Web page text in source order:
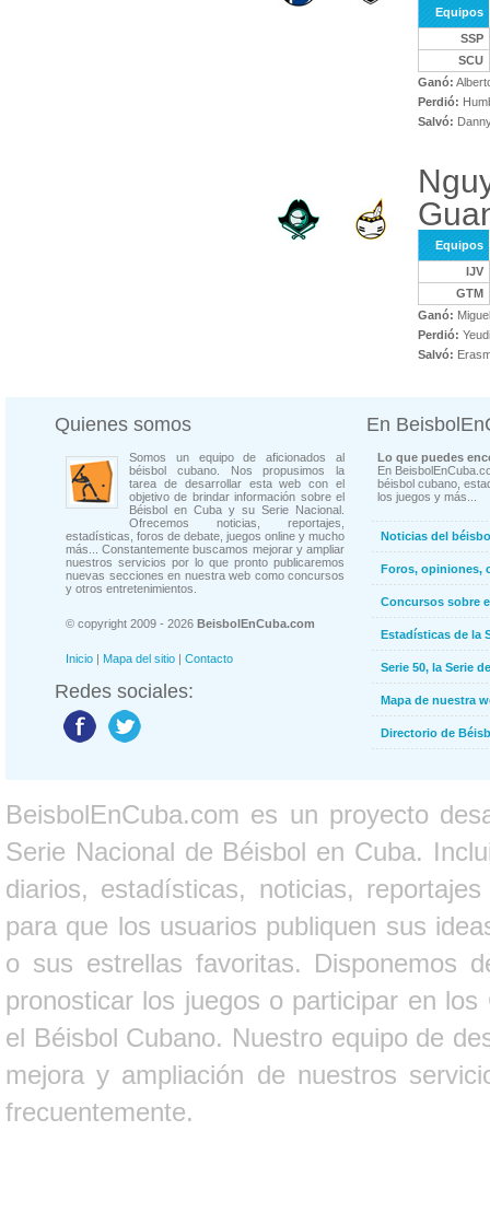
Equipos
SSP
SCU
Ganó:
Perdió:
Salvó:
Equipos
IJV
GTM
Ganó:
Perdió:
Salvó:
Quienes somos
Somos un equipo de aficionados al
béisbol cubano. Nos propusimos la
tarea de desarrollar esta web con el
objetivo de brindar información sobre el
Béisbol en Cuba y su Serie Nacional.
Ofrecemos noticias, reportajes,
estadísticas, foros de debate, juegos online y mucho
más... Constantemente buscamos mejorar y ampliar
nuestros servicios por lo que pronto publicaremos
nuevas secciones en nuestra web como concursos
y otros entretenimientos.
© copyright 2009 - 2026 BeisbolEnCuba.com
Inicio | Mapa del sitio | Contacto
Redes sociales:
En
Lo que puedes
En
béisbol cubano,
los juegos y más...
Noticias del
Foros, opiniones,
Concursos sobre
Estadísticas de la
Serie 50, la Serie
Mapa de nuestra
Directorio de
BeisbolEnCuba.com es un proyecto
Serie Nacional de Béisbol en Cuba.
diarios, estadísticas, noticias,
para que los usuarios publiquen sus
o sus estrellas favoritas. Disponemos
pronosticar los juegos o participar en
el Béisbol Cubano. Nuestro equipo de
mejora y ampliación de nuestros
frecuentemente.